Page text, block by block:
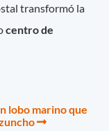
transformó la
centro de
lobo marino que